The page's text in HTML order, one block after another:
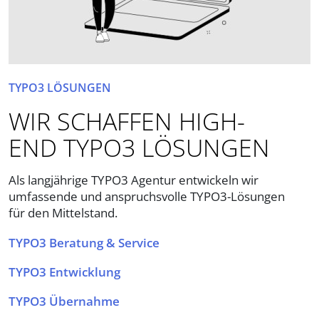
TYPO3 LÖSUNGEN
WIR SCHAFFEN HIGH-
END TYPO3 LÖSUNGEN
Als langjährige TYPO3 Agentur entwickeln wir
umfassende und anspruchsvolle TYPO3-Lösungen
für den Mittelstand.
TYPO3 Beratung & Service
TYPO3 Entwicklung
TYPO3 Übernahme